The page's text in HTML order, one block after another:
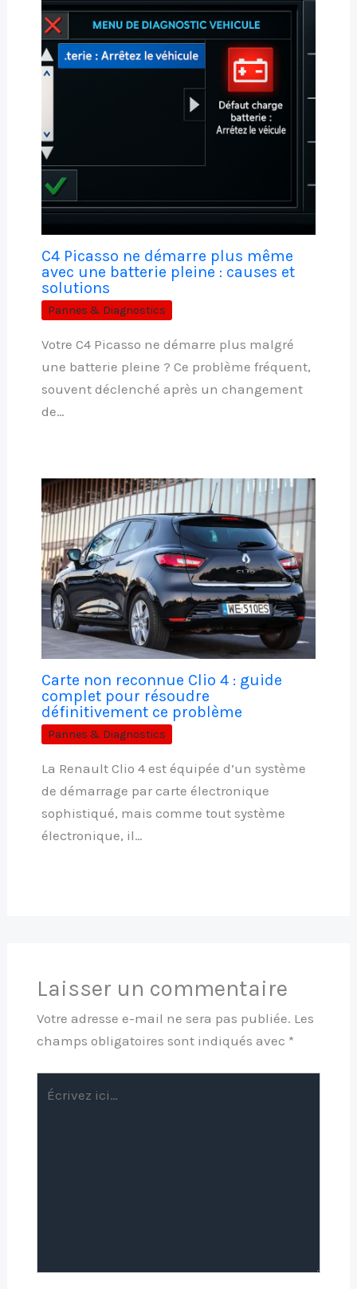
C4 Picasso ne démarre plus même
avec une batterie pleine : causes et
solutions
Pannes & Diagnostics
Votre C4 Picasso ne démarre plus malgré
une batterie pleine ? Ce problème fréquent,
souvent déclenché après un changement
de…
Carte non reconnue Clio 4 : guide
complet pour résoudre
définitivement ce problème
Pannes & Diagnostics
La Renault Clio 4 est équipée d’un système
de démarrage par carte électronique
sophistiqué, mais comme tout système
électronique, il…
Laisser un commentaire
Votre adresse e-mail ne sera pas publiée. Les
champs obligatoires sont indiqués avec *
ici…